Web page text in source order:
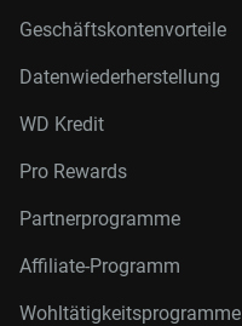
Geschäftskontenvorteile
Datenwiederherstellung
WD Kredit
Pro Rewards
Partnerprogramme
Affiliate-Programm
Wohltätigkeitsprogramme